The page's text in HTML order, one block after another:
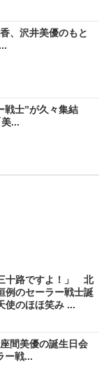
、沢井美優のもと
戦士”が久々集結
...
十路ですよ！」 北
例のセーラー戦士誕
使のほほ笑み ...
間美優の誕生日会
ー戦...